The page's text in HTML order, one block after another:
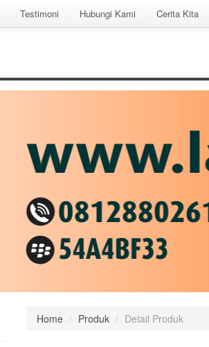
Testimoni Hubungi Kami Cerita Kita
Home / Produk / Detail Produk